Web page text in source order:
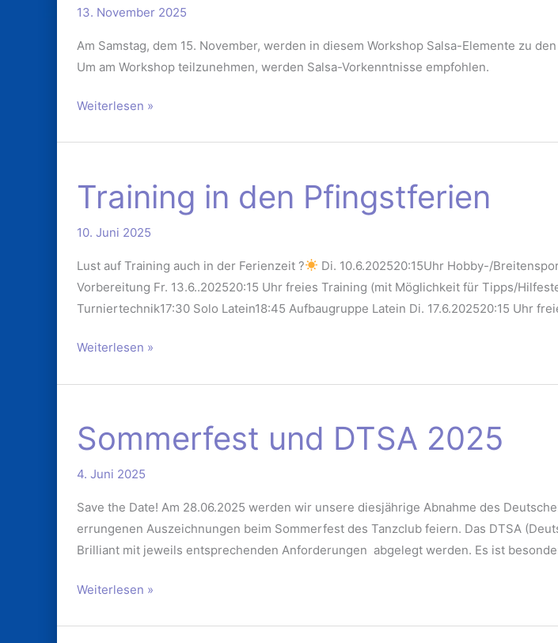
13. November 2025
Am Samstag, dem 15. November, werden in diesem Workshop Salsa-Elemente zu
Um am Workshop teilzunehmen, werden Salsa-Vorkenntnisse empfohlen.
15.
Weiterlesen »
Training in den Pfingstferien
10. Juni 2025
Lust auf Training auch in der Ferienzeit ?
Di. 10.6.202520:15Uhr Hobby-/
Vorbereitung Fr. 13.6..202520:15 Uhr freies Training (mit Möglichkeit für Tipps/
Turniertechnik17:30 Solo Latein18:45 Aufbaugruppe Latein Di. 17.6.202520:15 Uhr
in
den
Pfingstferien
Weiterlesen »
Sommerfest und DTSA 2025
4. Juni 2025
Save the Date! Am 28.06.2025 werden wir unsere diesjährige Abnahme des
errungenen Auszeichnungen beim Sommerfest des Tanzclub feiern. Das DTSA
Brilliant mit jeweils entsprechenden Anforderungen abgelegt werden. Es ist
und
DTSA
2025
Weiterlesen »